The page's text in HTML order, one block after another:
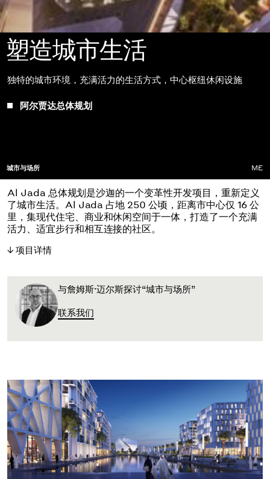
塑造城市生活
独特的城市环境，充满活力的生活方式，中心枢纽休闲设施
阿尔贾达总体规划
城市与场所 ME
Al Jada 总体规划是沙迦的一个变革性开发项目，重新定义
了城市生活。Al Jada 占地 250 公顷，距离市中心仅 16 公
里，集现代住宅、商业和休闲空间于一体，打造了一个充满
活力、适宜步行和相互连接的社区。
项目详情
与詹姆斯·迈尔斯探讨“城市与场所”
联系我们